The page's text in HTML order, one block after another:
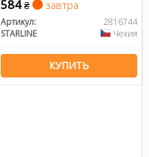
584₴ завтра
Артикул:
2816744
STARLINE
Чехия
КУПИТЬ